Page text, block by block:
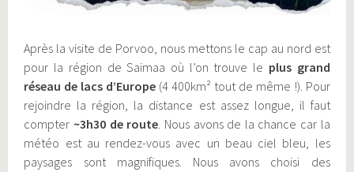
Après la visite de Porvoo, nous mettons le cap au nord est
pour la région de Saimaa où l’on trouve le plus grand
réseau de lacs d’Europe (4 400km² tout de même !). Pour
rejoindre la région, la distance est assez longue, il faut
compter ~3h30 de route. Nous avons de la chance car la
météo est au rendez-vous avec un beau ciel bleu, les
paysages sont magnifiques. Nous avons choisi des